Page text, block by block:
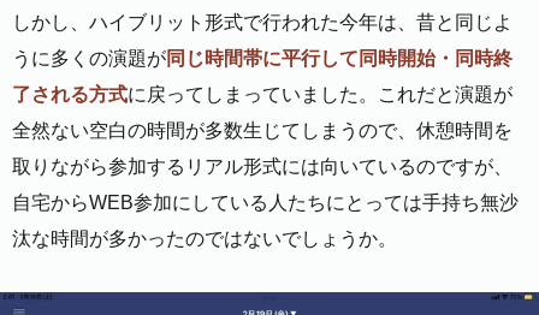
しかし、ハイブリット形式で行われた今年は、昔と同じよ
うに多くの演題が同じ時間帯に平行して同時開始・同時終
了される方式に戻ってしまっていました。これだと演題が
全然ない空白の時間が多数生じてしまうので、休憩時間を
取りながら参加するリアル形式には向いているのですが、
自宅からWEB参加にしている人たちにとっては手持ち無沙
汰な時間が多かったのではないでしょうか。